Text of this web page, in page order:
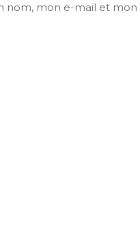
nom, mon e-mail et